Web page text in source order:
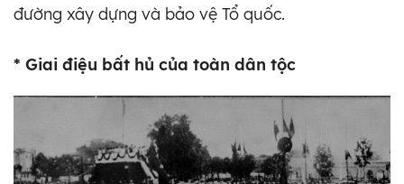
đường xây dựng và bảo vệ Tổ quốc.
* Giai điệu bất hủ của toàn dân tộc